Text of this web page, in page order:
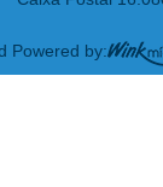
Powered by: